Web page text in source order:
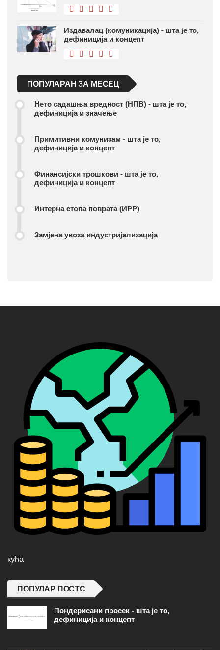
Издавалац (комуникација) - шта је то,
дефиниција и концепт
ПОПУЛАРАН ЗА МЕСЕЦ
Нето садашња вредност (НПВ) - шта је то,
дефиниција и значење
Примитивни комунизам - шта је то,
дефиниција и концепт
Финансијски трошкови - шта је то,
дефиниција и концепт
Интерна стопа поврата (ИРР)
Замјена увоза индустријализација
кућа
ПОПУЛАР ПОСТС
Пондерисани просек - шта је то,
дефиниција и концепт